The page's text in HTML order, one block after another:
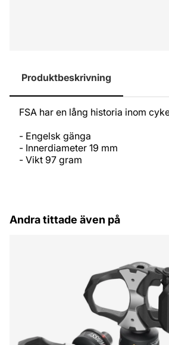
Produktbeskrivning
FSA har en lång historia inom
- Engelsk gänga
- Innerdiameter 19 mm
- Vikt 97 gram
Andra tittade även på